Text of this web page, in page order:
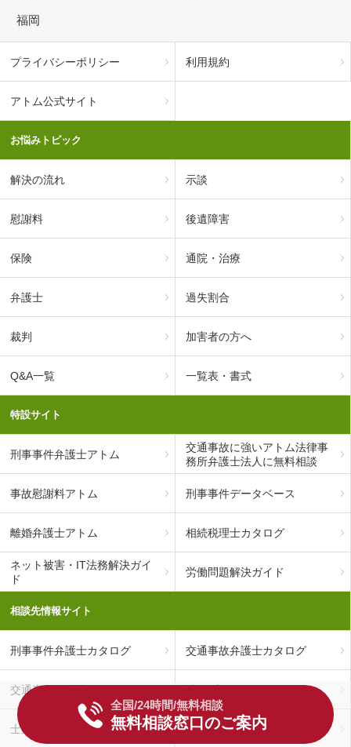
全国/24時間/無料相談
無料相談窓口のご案内
福岡
プライバシーポリシー 利用規約
アトム公式サイト
お悩みトピック
解決の流れ 示談
慰謝料 後遺障害
保険 通院・治療
弁護士 過失割合
裁判 加害者の方へ
Q&A一覧 一覧表・書式
特設サイト
刑事事件弁護士アトム
交通事故に強いアトム法律事
務所弁護士法人に無料相談
事故慰謝料アトム 刑事事件データベース
離婚弁護士アトム 相続税理士カタログ
ネット被害・IT法務解決ガイ
ド
労働問題解決ガイド
相談先情報サイト
刑事事件弁護士カタログ 交通事故弁護士カタログ
交通事故の治療ナビ 社長プロ名鑑
士業プロ名鑑 交通事故被害者の体験談